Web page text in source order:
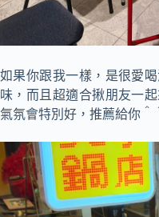
如果你跟我一樣，是很愛
味，而且超適合揪朋友一
氣氛會特別好，推薦給你＾＾